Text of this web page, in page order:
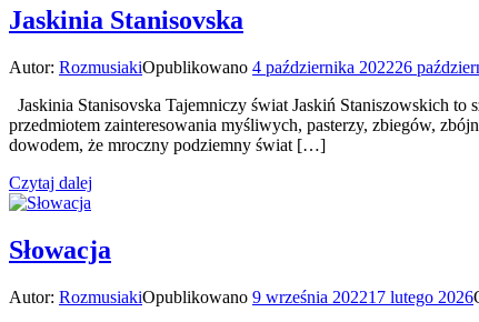
Jaskinia Stanisovska
Autor: RozmusiakiOpublikowano 4 października 202226
Jaskinia Stanisovska Tajemniczy świat Jaskiń Staniszowskich
przedmiotem zainteresowania myśliwych, pasterzy, zbiegów,
dowodem, że mroczny podziemny świat […]
Czytaj dalej
Słowacja
Autor: RozmusiakiOpublikowano 9 września 202217 lutego 2026